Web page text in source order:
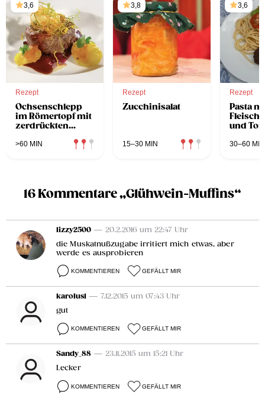
3,6
Rezept
Ochsenschlepp
im Römertopf mit
zerdrückten
>60 MIN
3,8
Rezept
Zucchinisalat
15–30 MIN
3,6
Rezept
Pasta
und
30–60 MIN
16 Kommentare „Glühwein-Muffins“
lizzy2500 — 20.2.2016 um 22:47 Uhr
die Muskatnußzugabe irritiert mich etwas, aber
werde es ausprobieren
KOMMENTIEREN GEFÄLLT MIR
karolus1 — 7.12.2015 um 07:43 Uhr
gut
KOMMENTIEREN GEFÄLLT MIR
Sandy_88 — 23.11.2015 um 15:21 Uhr
Lecker
KOMMENTIEREN GEFÄLLT MIR